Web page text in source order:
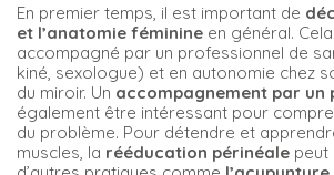
En premier temps, il est important de
et l’anatomie féminine en général.
accompagné par un professionnel de
kiné, sexologue) et en autonomie chez
du miroir. Un accompagnement par un
également être intéressant pour
du problème. Pour détendre et
muscles, la rééducation périnéale peut